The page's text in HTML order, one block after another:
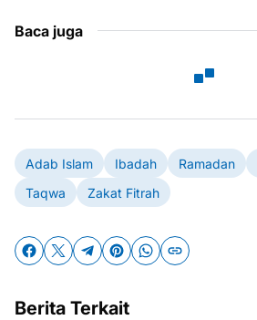
Baca juga
Adab Islam Ibadah Ramadan
Taqwa
Zakat Fitrah
Berita Terkait